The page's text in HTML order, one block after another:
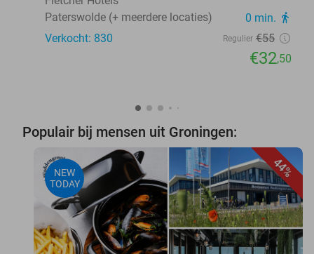
Paterswolde (+ meerdere locaties)
0 min. directions_walk
Verkocht: 830 Regulier €55
€32,50
Populair bij mensen uit Groningen:
44%
NEW
TODAY